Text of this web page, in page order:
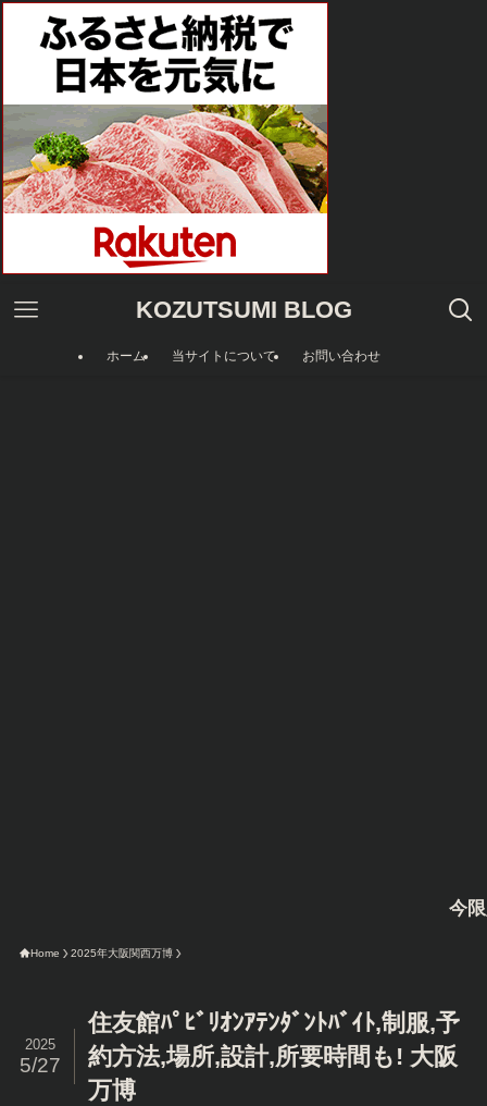
KOZUTSUMI BLOG
ホーム 当サイトについて お問い合わせ
今限定のAmazon
Home 2025年大阪関西万博
住友館ﾊﾟﾋﾞﾘｵﾝｱﾃﾝﾀﾞﾝﾄﾊﾞｲﾄ,制服,予
約方法,場所,設計,所要時間も! 大阪
万博
2025
5/27